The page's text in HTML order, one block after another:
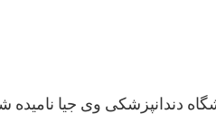
آزمایشگاه دندانپزشکی وی جیا